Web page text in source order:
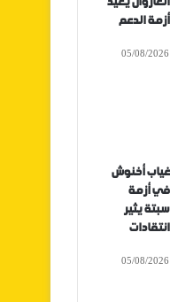
أزمة الدعم
05/08/2026
غياب أخنوش
في أزمة
سبتة يثير
انتقادات
05/08/2026